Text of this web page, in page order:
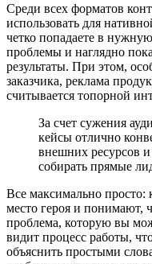
Среди всех форматов
использовать для
четко попадаете в
проблемы и наглядно
результаты. При этом,
заказчика, реклама
считывается топорной
За счет сужения
кейсы отлично
внешних ресурсов
собирать прямые
Все максимально просто:
место героя и понимают,
проблема, которую вы
видит процесс работы,
объяснить простыми